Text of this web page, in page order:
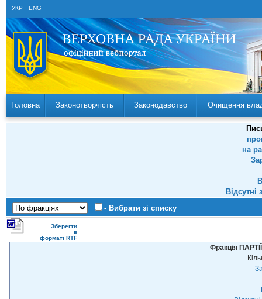
УКР ENG
Головна Законотворчість Законодавство Очищення
на
- Вибрати зі списку
Зберегти
в
форматі RTF
Фракція